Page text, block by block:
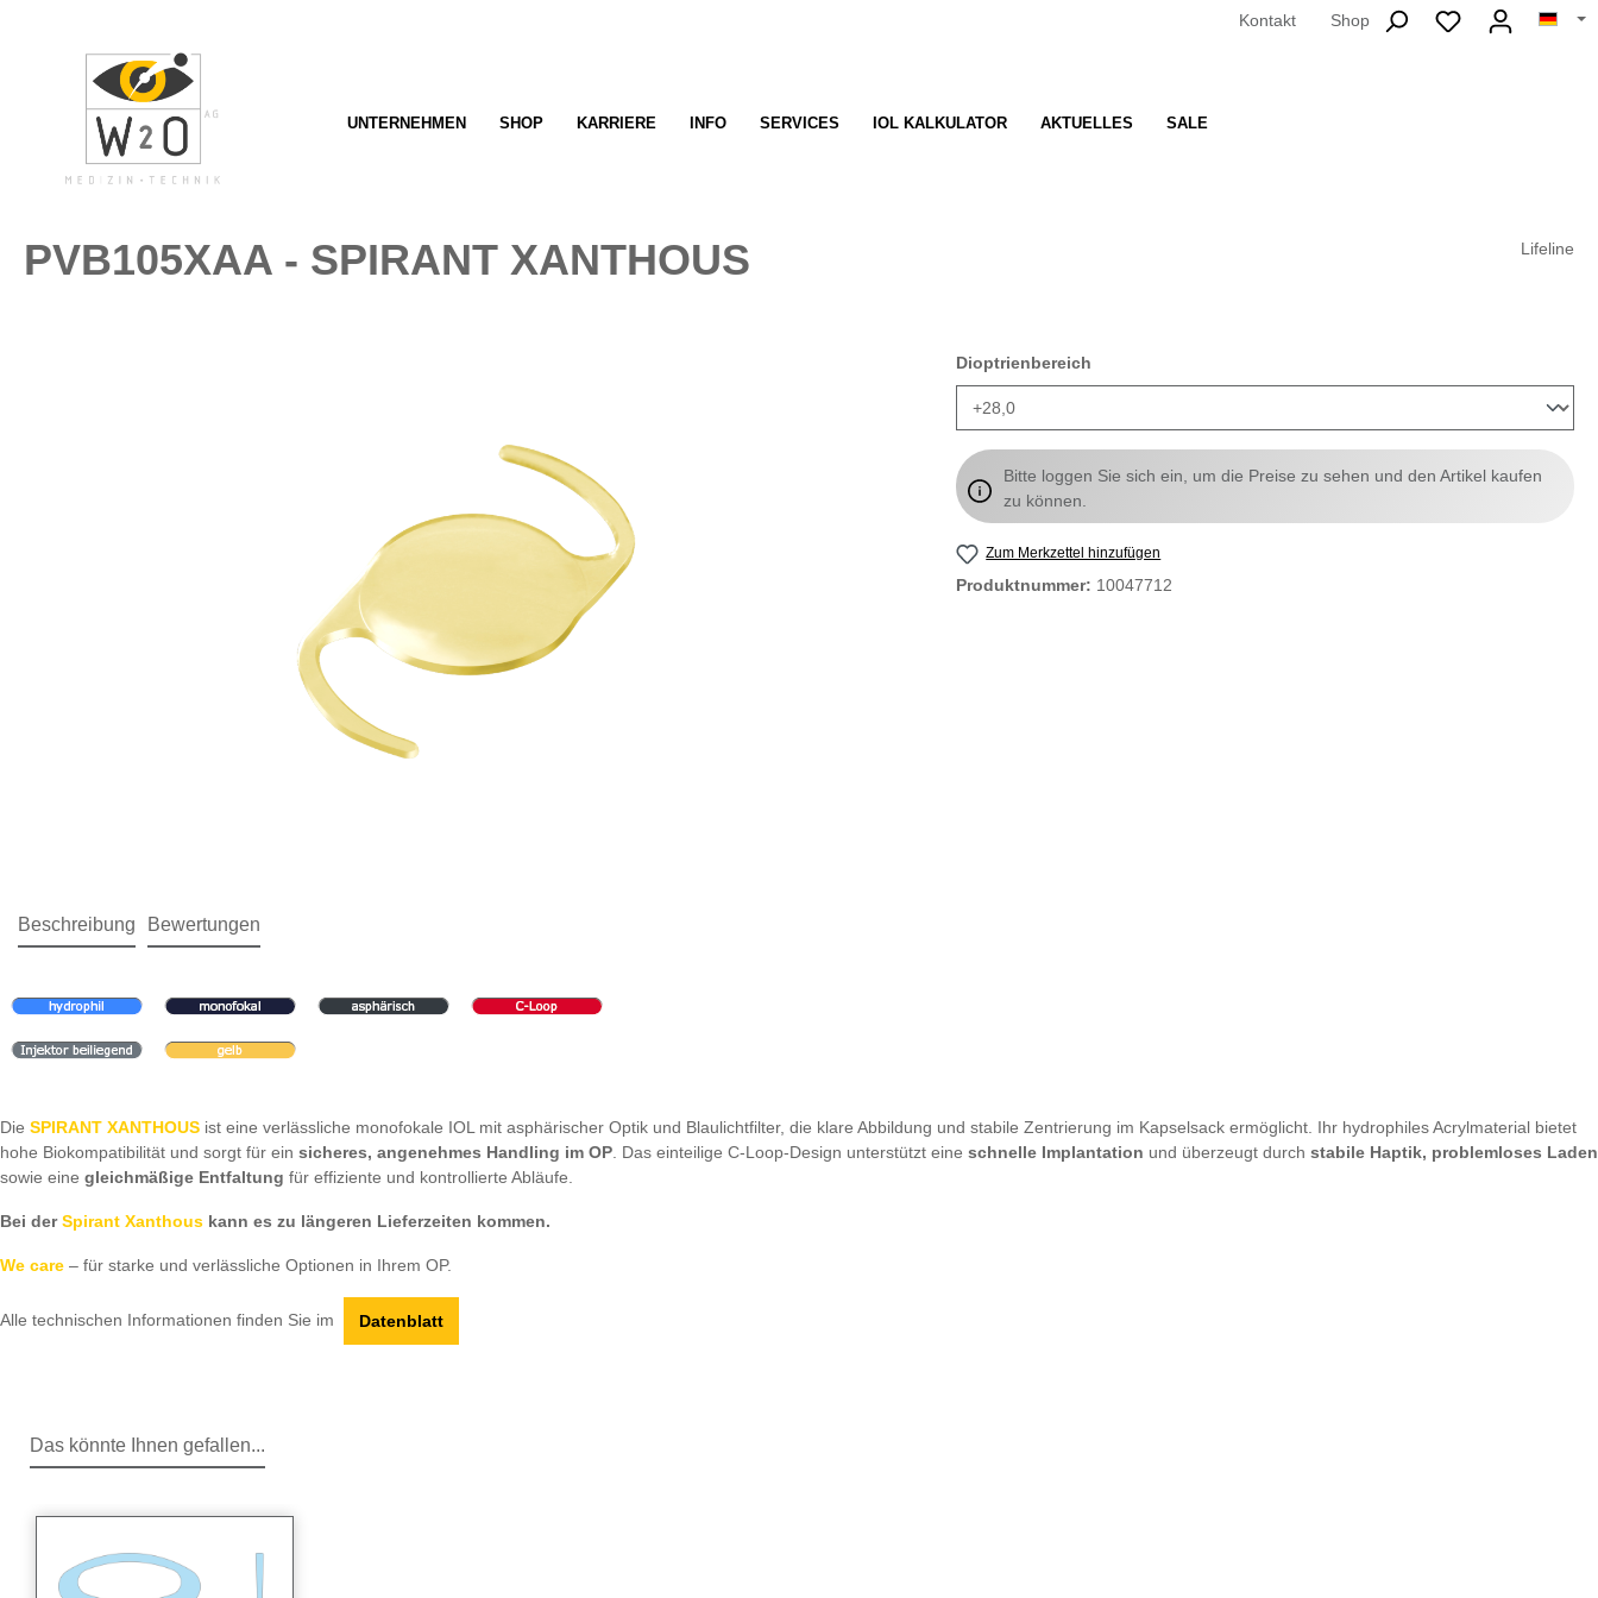
Kontakt Shop
UNTERNEHMEN SHOP KARRIERE INFO SERVICES IOL KALKULATOR AKTUELLES SALE
PVB105XAA - SPIRANT XANTHOUS Lifeline
Dioptrienbereich
Bitte loggen Sie sich ein, um die Preise zu sehen und den Artikel kaufen
zu können.
Zum Merkzettel hinzufügen
Produktnummer: 10047712
Beschreibung Bewertungen
Die SPIRANT XANTHOUS ist eine verlässliche monofokale IOL mit asphärischer Optik und Blaulichtfilter, die klare Abbildung und stabile Zentrierung im Kapselsack ermöglicht. Ihr hydrophiles Acrylmaterial bietet
hohe Biokompatibilität und sorgt für ein sicheres, angenehmes Handling im OP. Das einteilige C-Loop-Design unterstützt eine schnelle Implantation und überzeugt durch stabile Haptik, problemloses Laden
sowie eine gleichmäßige Entfaltung für effiziente und kontrollierte Abläufe.
Bei derSpirant Xanthous kann es zu längeren Lieferzeiten kommen.
We care – für starke und verlässliche Optionen in Ihrem OP.
Alle technischen Informationen finden Sie im Datenblatt
Das könnte Ihnen gefallen...
Produktgalerie überspringen